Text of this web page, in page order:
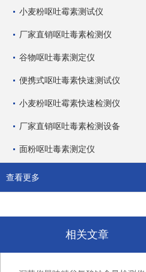
小麦粉呕吐霉素测试仪
厂家直销呕吐毒素检测仪
谷物呕吐毒素测定仪
便携式呕吐毒素快速测试仪
小麦粉呕吐霉素快速检测仪
厂家直销呕吐毒素检测设备
面粉呕吐毒素测定仪
查看更多
相关文章